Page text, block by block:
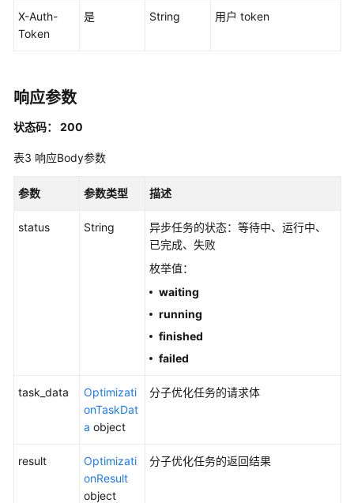
践
考
使
前
API
能
X-Auth-
Token
是 String 用户 token
响应参数
状态码： 200
表3 响应Body参数
参数 参数类型 描述
status String
异步任务的状态：等待中、运行中、
已完成、失败
枚举值：
waiting
running
finished
failed
task_data
Optimizati
onTaskDat
a object
分子优化任务的请求体
result
Optimizati
onResult
object
分子优化任务的返回结果